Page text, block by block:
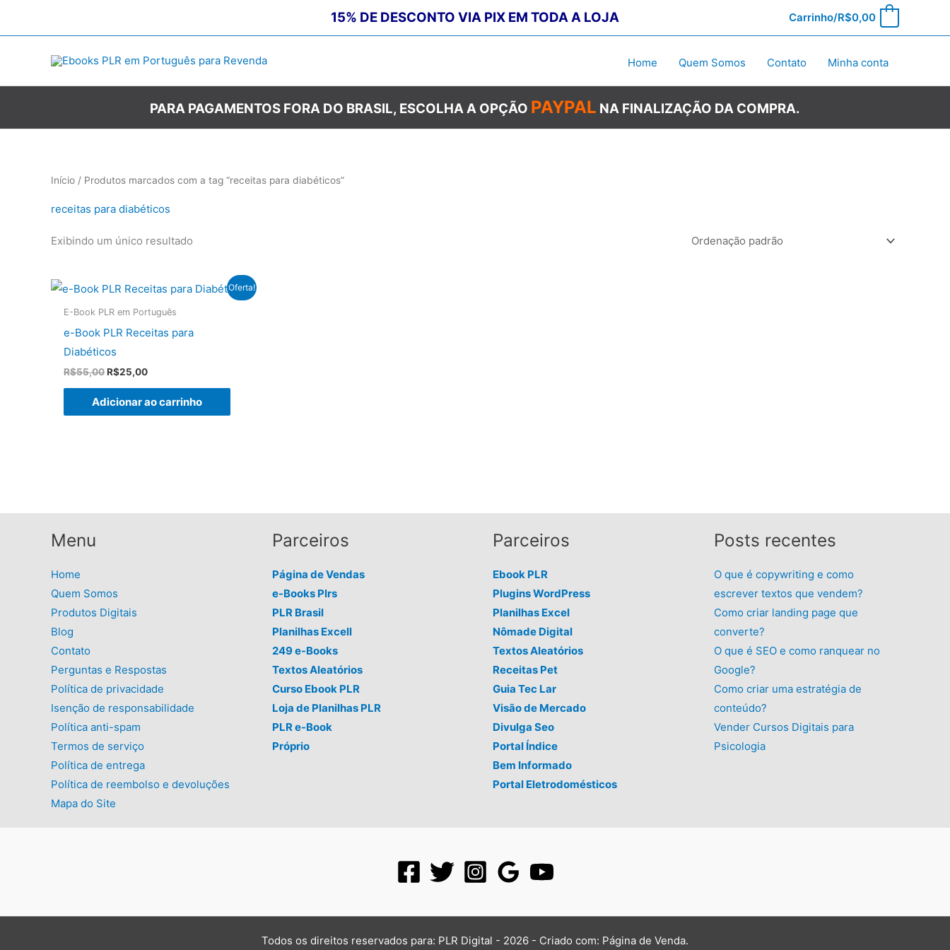
15% DE DESCONTO VIA PIX EM TODA A LOJA Carrinho/R$0,00
Home Quem Somos Contato Minha conta
PARA PAGAMENTOS FORA DO BRASIL, ESCOLHA A OPÇÃO PAYPAL NA FINALIZAÇÃO DA COMPRA.
Início / Produtos marcados com a tag “receitas para diabéticos”
receitas para diabéticos
Exibindo um único resultado
Oferta!
E-Book PLR em Português
e-Book PLR Receitas para
Diabéticos
R$55,00O
original
era:
R$55,00.
R$25,00O
é:
R$25,00.
Adicionar ao carrinho
Menu
Home
Quem Somos
Produtos Digitais
Blog
Contato
Perguntas e Respostas
Política de privacidade
Isenção de responsabilidade
Política anti-spam
Termos de serviço
Política de entrega
Política de reembolso e devoluções
Mapa do Site
Parceiros
Página de Vendas
e-Books Plrs
PLR Brasil
Planilhas Excell
249 e-Books
Textos Aleatórios
Curso Ebook PLR
Loja de Planilhas PLR
PLR e-Book
Próprio
Parceiros
Ebook PLR
Plugins WordPress
Planilhas Excel
Nômade Digital
Textos Aleatórios
Receitas Pet
Guia Tec Lar
Visão de Mercado
Divulga Seo
Portal Índice
Bem Informado
Portal Eletrodomésticos
Posts recentes
O que é copywriting e como
escrever textos que vendem?
Como criar landing page que
converte?
O que é SEO e como ranquear no
Google?
Como criar uma estratégia de
conteúdo?
Vender Cursos Digitais para
Psicologia
Todos os direitos reservados para: PLR Digital - 2026 - Criado com: Página de Venda.